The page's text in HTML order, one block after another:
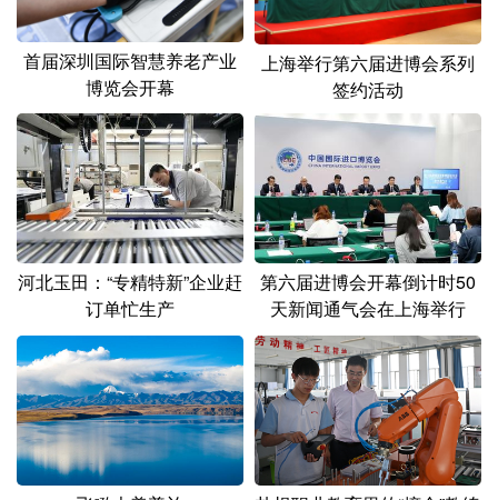
首届深圳国际智慧养老产业
博览会开幕
上海举行第六届进博会系列
签约活动
河北玉田：“专精特新”企业赶
订单忙生产
第六届进博会开幕倒计时50
天新闻通气会在上海举行